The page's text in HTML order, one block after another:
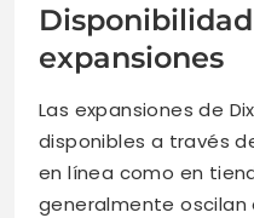
expansiones
Las expansiones de
disponibles a través
en línea como en
generalmente oscilan